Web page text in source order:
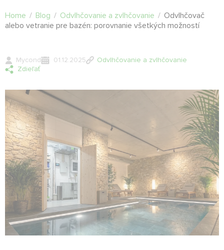
Home / Blog / Odvlhčovanie a zvlhčovanie / Odvlhčovač
alebo vetranie pre bazén: porovnanie všetkých možností
Mycond 01.12.2025
Odvlhčovanie a zvlhčovanie
Zdieľať